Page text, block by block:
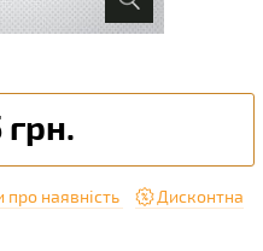
грн.
про наявність
Дисконтна